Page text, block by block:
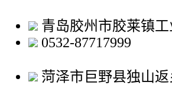
青岛胶州市胶莱镇工
0532-87717999
菏泽市巨野县独山返